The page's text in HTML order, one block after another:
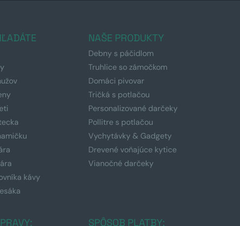
kávy
NAŠE PRODUKTY
Debny s páčidlom
Truhlice so zámočkom
Domáci pivovar
Tričká s potlačou
Personalizované darčeky
Pollitre s potlačou
Vychytávky & Gadgety
Drevené voňajúce kytice
Vianočné darčeky
SPÔSOB PLATBY: